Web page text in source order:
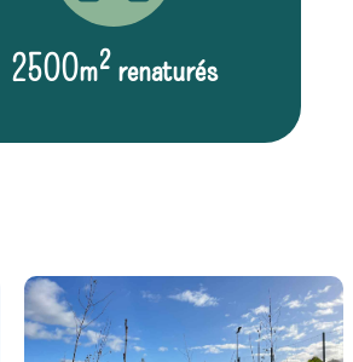
2500m² renaturés